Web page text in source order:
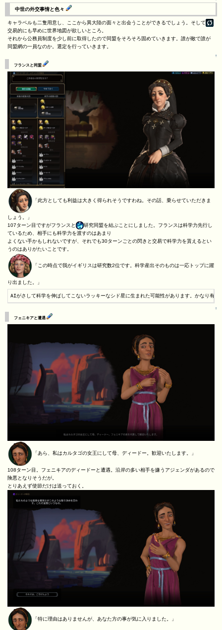
中世の外交事情と色々
キャラベルも二隻用意し、ここから異大陸の面々と出会うことができるでしょう。そして
交易的にも早めに世界地図が欲しいところ。
それから公務員制度を少し前に取得したので同盟をそろそろ固めていきます。誰が敵で誰が
同盟網の一員なのか。選定を行っていきます。
↑
フランスと同盟
「此方としても利益は大きく得られそうですわね。その話、乗らせていただきま
しょう。」
107ターン目ですがフランスと
研究同盟を結ぶことにしました。フランスは科学力先行し
ているため、相手にも科学力を渡すのはあまり
よくない手かもしれないですが、それでも30ターンごとの閃きと交易で科学力を貰えるとい
うのはありがたいことです。
「この時点で我がイギリスは研究数2位です。科学産出そのものは一応トップに躍
り出ました。」
AIがさして科学を伸ばしてこないラッキーなシド星に生まれた可能性があります。かなり有利
↑
フェニキアと遭遇
「あら、私はカルタゴの女王にして母、ディードー。歓迎いたします。」
108ターン目。フェニキアのディードーと遭遇。沿岸の多い相手を嫌うアジェンダがあるので
険悪となりそうだが。
とりあえず使節だけは送っておく。
「特に理由はありませんが、あなた方の事が気に入りました。」